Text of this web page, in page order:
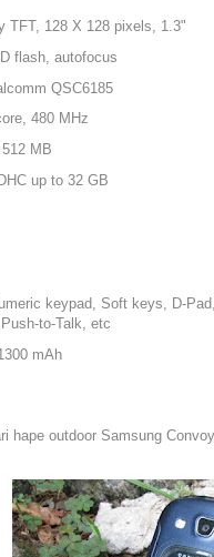
TFT, 128 X 128 pixels, 1.3"
flash, autofocus
QSC6185
480 MHz
MB
up to 32 GB
keypad, Soft keys, D-
to-Talk, etc
mAh
hape outdoor Samsung